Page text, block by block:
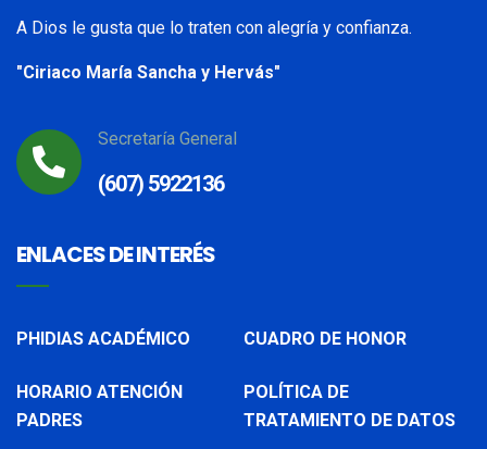
A Dios le gusta que lo traten con alegría y confianza.
"Ciriaco María Sancha y Hervás"
(607) 5922136
Secretaría General
ENLACES DE INTERÉS
PHIDIAS ACADÉMICO
HORARIO ATENCIÓN
PADRES
CUADRO DE HONOR
POLÍTICA DE
TRATAMIENTO DE DATOS